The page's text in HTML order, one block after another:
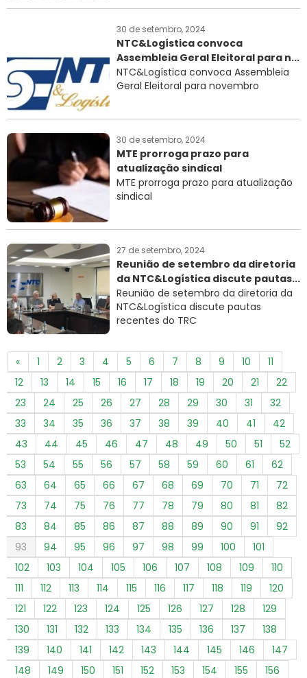
30 de setembro, 2024
NTC&Logística convoca
Assembleia Geral Eleitoral para n...
NTC&Logística convoca Assembleia
Geral Eleitoral para novembro
30 de setembro, 2024
MTE prorroga prazo para
atualização sindical
MTE prorroga prazo para atualização
sindical
27 de setembro, 2024
Reunião de setembro da diretoria
da NTC&Logística discute pautas...
Reunião de setembro da diretoria da
NTC&Logística discute pautas
recentes do TRC
« 1 2 3 4 5 6 7 8 9 10
11
12
13 14 15 16 17 18 19 20 21
22
23
24 25 26 27 28 29 30 31
32
33
34 35 36 37 38 39 40 41
42
43
44 45 46 47 48 49 50 51
52
53
54 55 56 57 58 59 60 61
62
63
64 65 66 67 68 69 70 71
72
73
74 75 76 77 78 79 80 81
82
83
84 85 86 87 88 89 90 91
92
93
94 95 96 97 98 99 100
101
102
103 104 105 106 107 108 109
110
111
112 113 114 115 116 117 118 119
120
121
122 123 124 125 126 127 128
129
130
131 132 133 134 135 136 137
138
139
140 141 142 143 144 145 146
147
148
149 150 151 152 153 154 155 156